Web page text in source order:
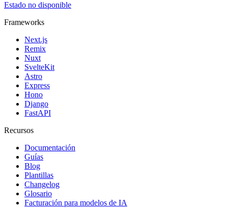
Estado no disponible
Frameworks
Next.js
Remix
Nuxt
SvelteKit
Astro
Express
Hono
Django
FastAPI
Recursos
Documentación
Guías
Blog
Plantillas
Changelog
Glosario
Facturación para modelos de IA